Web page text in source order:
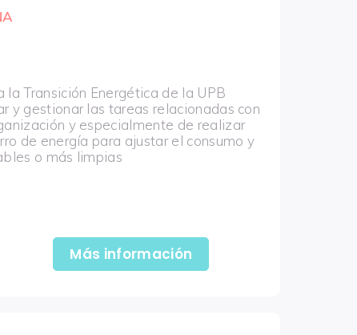
Transición Energética de la UPB
y gestionar las tareas relacionadas con
y especialmente de realizar
de energía para ajustar el consumo y
o más limpias
Más información